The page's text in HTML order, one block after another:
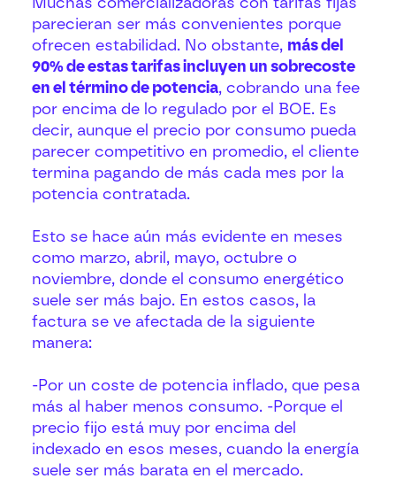
parecieran ser más convenientes porque
ofrecen estabilidad. No obstante, más del
90% de estas tarifas incluyen un sobrecoste
en el término de potencia, cobrando una fee
por encima de lo regulado por el BOE. Es
decir, aunque el precio por consumo pueda
parecer competitivo en promedio, el cliente
termina pagando de más cada mes por la
potencia contratada.
Esto se hace aún más evidente en meses
como marzo, abril, mayo, octubre o
noviembre, donde el consumo energético
suele ser más bajo. En estos casos, la
factura se ve afectada de la siguiente
manera:
-Por un coste de potencia inflado, que pesa
más al haber menos consumo. -Porque el
precio fijo está muy por encima del
indexado en esos meses, cuando la energía
suele ser más barata en el mercado.